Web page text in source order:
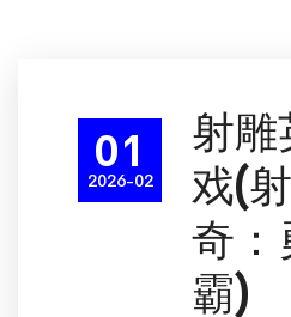
01
2026-02
射雕
戏(
奇：
霸)